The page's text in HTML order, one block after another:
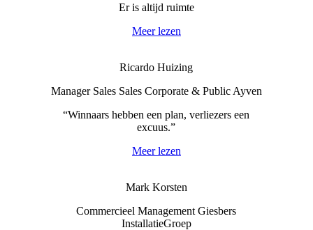
Er is altijd ruimte
Meer lezen
Ricardo Huizing
Manager Sales Sales Corporate & Public Ayven
“Winnaars hebben een plan, verliezers een
excuus.”
Meer lezen
Mark Korsten
Commercieel Management Giesbers
InstallatieGroep